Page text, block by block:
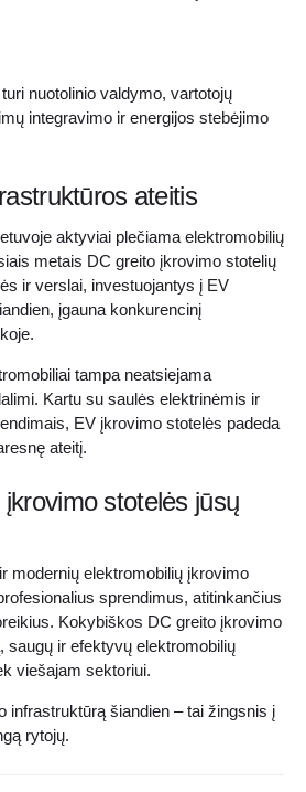
nuotolinio valdymo, vartotojų
integravimo ir energijos stebėjimo
ateitis
aktyviai plečiama elektromobilių
metais DC greito įkrovimo stotelių
ir verslai, investuojantys į EV
įgauna konkurencinį
tampa neatsiejama
Kartu su saulės elektrinėmis ir
EV įkrovimo stotelės padeda
ateitį.
stotelės jūsų
modernių elektromobilių įkrovimo
sprendimus, atitinkančius
Kokybiškos DC greito įkrovimo
saugų ir efektyvų elektromobilių
viešajam sektoriui.
infrastruktūrą šiandien – tai žingsnis į
rytojų.